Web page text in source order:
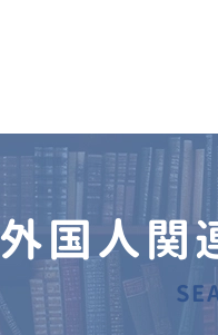
外国人関